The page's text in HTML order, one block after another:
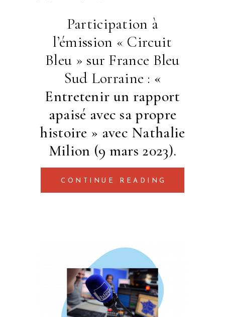
Participation à
l’émission « Circuit
Bleu » sur France Bleu
Sud Lorraine : «
Entretenir un rapport
apaisé avec sa propre
histoire » avec Nathalie
Milion (9 mars 2023).
CONTINUE READING